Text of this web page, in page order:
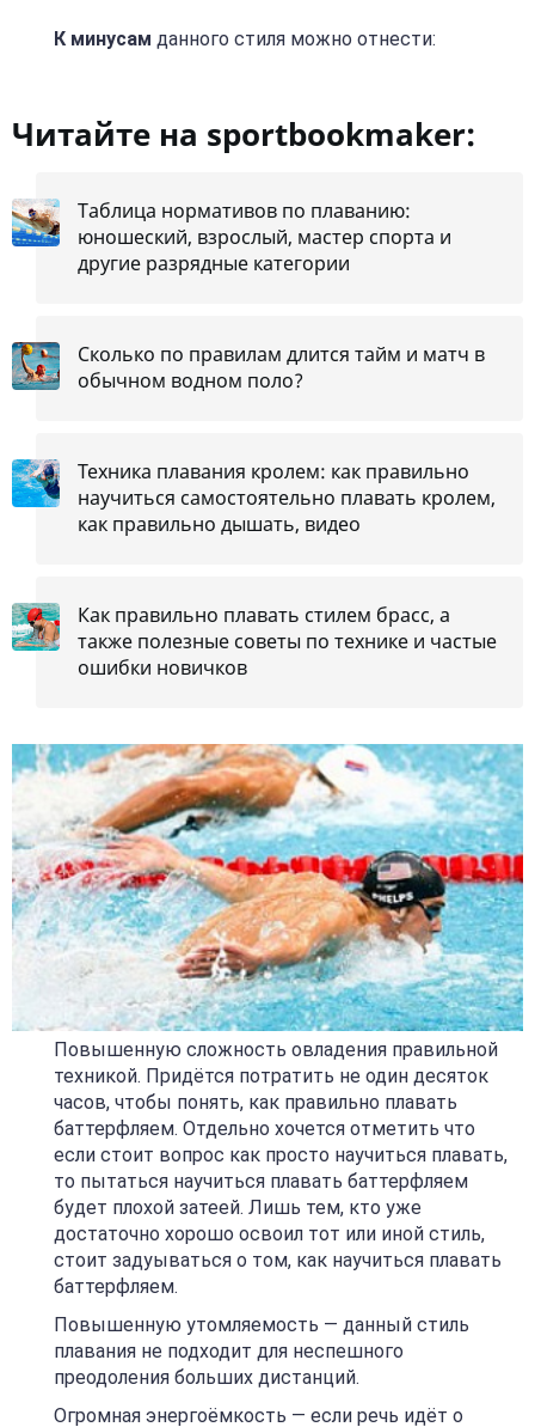
К минусам данного стиля можно отнести:
Читайте на sportbookmaker:
Таблица нормативов по плаванию:
юношеский, взрослый, мастер спорта и
другие разрядные категории
Сколько по правилам длится тайм и матч в
обычном водном поло?
Техника плавания кролем: как правильно
научиться самостоятельно плавать кролем,
как правильно дышать, видео
Как правильно плавать стилем брасс, а
также полезные советы по технике и частые
ошибки новичков
Повышенную сложность овладения правильной
техникой. Придётся потратить не один десяток
часов, чтобы понять, как правильно плавать
баттерфляем. Отдельно хочется отметить что
если стоит вопрос как просто научиться плавать,
то пытаться научиться плавать баттерфляем
будет плохой затеей. Лишь тем, кто уже
достаточно хорошо освоил тот или иной стиль,
стоит задуываться о том, как научиться плавать
баттерфляем.
Повышенную утомляемость — данный стиль
плавания не подходит для неспешного
преодоления больших дистанций.
Огромная энергоёмкость — если речь идёт о